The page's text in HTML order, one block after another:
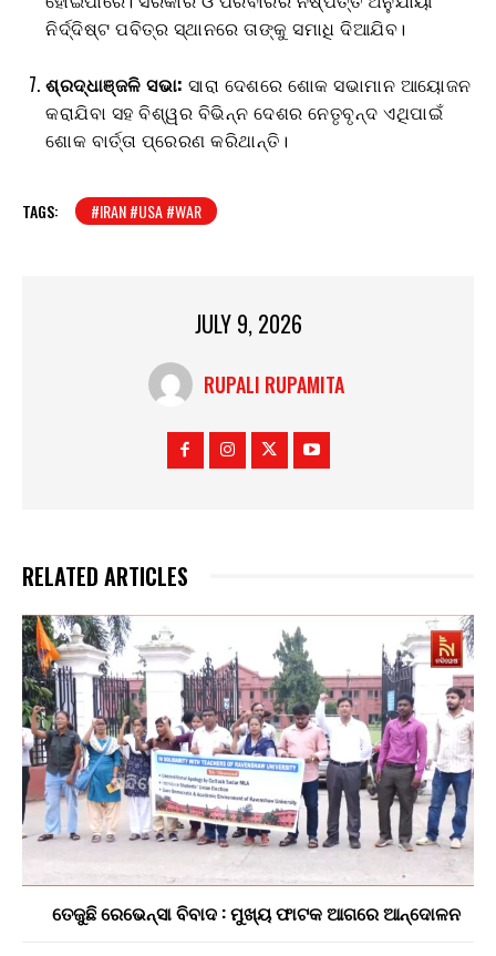
ନିର୍ଦ୍ଦିଷ୍ଟ ପବିତ୍ର ସ୍ଥାନରେ ତାଙ୍କୁ ସମାଧି ଦିଆଯିବ।
ଶ୍ରଦ୍ଧାଞ୍ଜଳି ସଭା: ସାରା ଦେଶରେ ଶୋକ ସଭାମାନ ଆୟୋଜନ
କରାଯିବା ସହ ବିଶ୍ୱର ବିଭିନ୍ନ ଦେଶର ନେତୃବୃନ୍ଦ ଏଥିପାଇଁ
ଶୋକ ବାର୍ତ୍ତା ପ୍ରେରଣ କରିଥାନ୍ତି।
TAGS: #IRAN #USA #WAR
JULY 9, 2026
RUPALI RUPAMITA
RELATED ARTICLES
ତେଜୁଛି ରେଭେନ୍ସା ବିବାଦ : ମୁଖ୍ୟ ଫାଟକ ଆଗରେ ଆନ୍ଦୋଳନ